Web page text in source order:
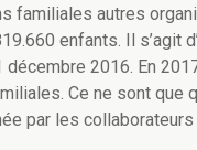
familiales autres
enfants. Il s’agit
2016. En
Ce ne sont que
par les collaborateurs